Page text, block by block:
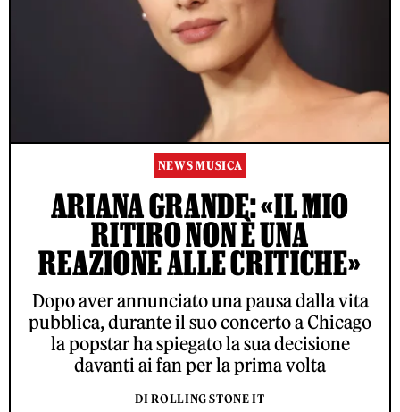
NEWS MUSICA
ARIANA GRANDE: «IL MIO
RITIRO NON È UNA
REAZIONE ALLE CRITICHE»
Dopo aver annunciato una pausa dalla vita
pubblica, durante il suo concerto a Chicago
la popstar ha spiegato la sua decisione
davanti ai fan per la prima volta
DI ROLLING STONE IT